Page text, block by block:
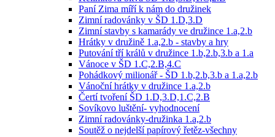
Paní Zima míří k nám do družinek
Zimní radovánky v ŠD 1.D,3.D
Zimní stavby s kamarády ve družince 1.a,2.b
Hrátky v družině 1.a,2.b - stavby a hry
Putování tří králů v družince 1.b,2.b,3.b a 1.a
Vánoce v ŠD 1.C,2.B,4.C
Pohádkový milionář - ŠD 1.b,2.b,3.b a 1.a,2.b
Vánoční hrátky v družince 1.a,2.b
Čertí tvoření ŠD 1.D,3.D,1.C,2.B
Sovíkovo luštění- vyhodnocení
Zimní radovánky-družinka 1.a,2.b
Soutěž o nejdelší papírový řetěz-všechny